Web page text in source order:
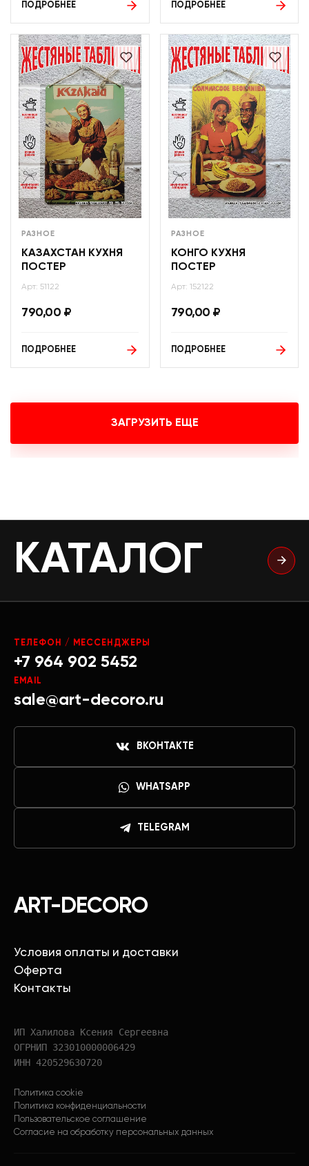
ПОДРОБНЕЕ ПОДРОБНЕЕ
РАЗНОЕ
КАЗАХСТАН КУХНЯ
ПОСТЕР
Арт: 51122
790,00 ₽
ПОДРОБНЕЕ
РАЗНОЕ
КОНГО КУХНЯ
ПОСТЕР
Арт: 152122
790,00 ₽
ПОДРОБНЕЕ
ЗАГРУЗИТЬ ЕЩЕ
КАТАЛОГ
ART-DECORO
Условия оплаты и доставки
Оферта
Контакты
ИП Халилова Ксения Сергеевна
ОГРНИП 323010000006429
ИНН 420529630720
Политика cookie
Политика конфиденциальности
Пользовательское соглашение
Согласие на обработку персональных данных
ТЕЛЕФОН / МЕССЕНДЖЕРЫ
+7 964 902 5452
EMAIL
sale@art-decoro.ru
ВКОНТАКТЕ
WHATSAPP
TELEGRAM